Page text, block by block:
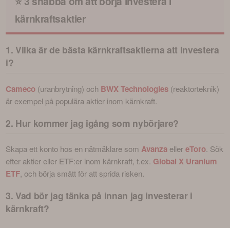
kärnkraftsaktier
1. Vilka är de bästa kärnkraftsaktierna att investera
i?
Cameco (uranbrytning) och BWX Technologies (reaktorteknik)
är exempel på populära aktier inom kärnkraft.
2. Hur kommer jag igång som nybörjare?
Skapa ett konto hos en nätmäklare som Avanza eller eToro. Sök
efter aktier eller ETF:er inom kärnkraft, t.ex. Global X Uranium
ETF, och börja smått för att sprida risken.
3. Vad bör jag tänka på innan jag investerar i
kärnkraft?